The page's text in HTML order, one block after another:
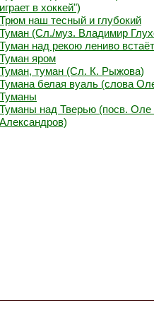
играет в хоккей")
Трюм наш тесный и глубокий
Туман (Сл./муз. Владимир
Туман над рекою лениво встаёт
Туман яром
Туман, туман (Сл. К. Рыжова)
Тумана белая вуаль (слова
Туманы
Туманы над Тверью (посв. Оле
Александров)